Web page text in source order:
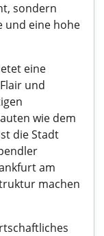
sondern
und eine hohe
eine
und
wie dem
die Stadt
am
machen